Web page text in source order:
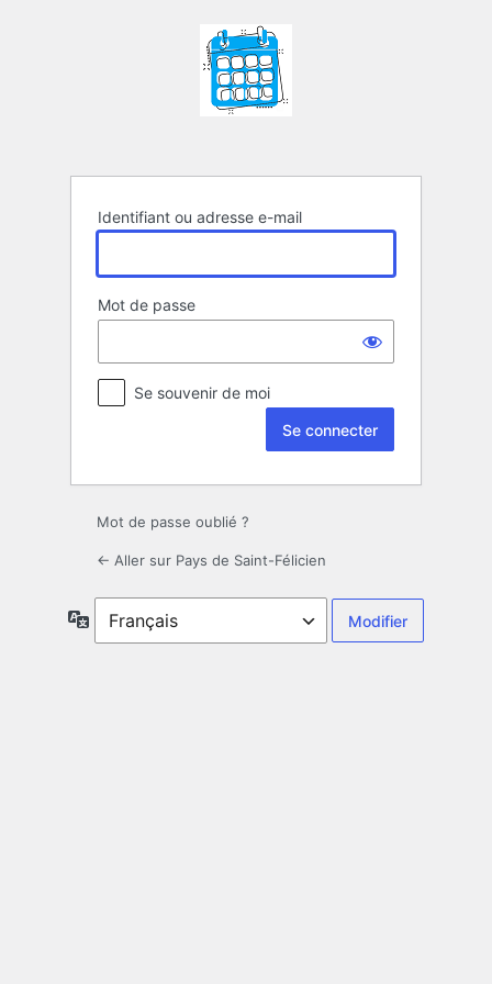
Identifiant ou adresse e-mail
Mot de passe
Se souvenir de moi
Mot de passe oublié ?
← Aller sur Pays de Saint-Félicien
Langue